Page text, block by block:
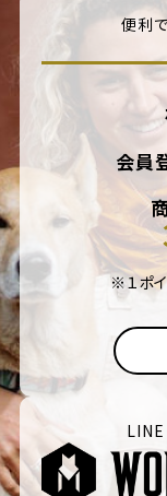
便利
会員
※１ポ
LINE